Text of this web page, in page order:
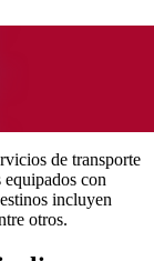
de transporte
con
incluyen
otros.